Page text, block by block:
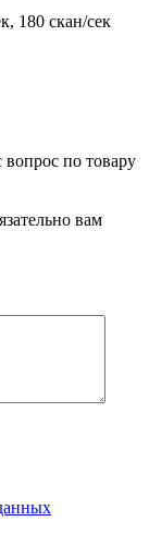
180 скан/сек
по товару
вам